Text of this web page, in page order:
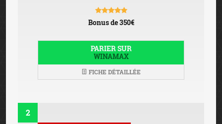
Bonus de 350€
PARIER SUR
WINAMAX
FICHE DÉTAILLÉE
2